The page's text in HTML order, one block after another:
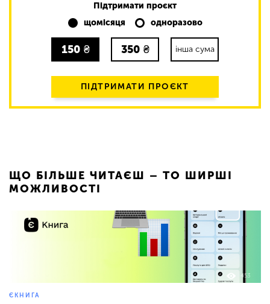
Підтримати проєкт
щомісяця
одноразово
150 ₴ 350 ₴ інша сума
ПІДТРИМАТИ ПРОЄКТ
ЩО БІЛЬШЕ ЧИТАЄШ – ТО ШИРШІ
МОЖЛИВОСТІ
453
ЄКНИГА